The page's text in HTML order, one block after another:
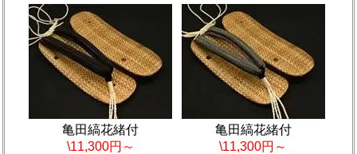
亀田縞花緒付
\11,300円～
亀田縞花緒付
\11,300円～